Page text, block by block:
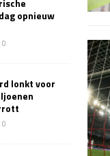
opnieuw
0
lonkt voor
0